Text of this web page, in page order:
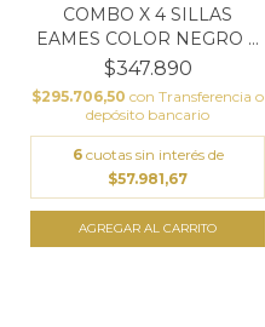
COMBO X 4 SILLAS
EAMES COLOR NEGRO +
MES...
$347.890
$295.706,50 con Transferencia o
depósito bancario
6 cuotas sin interés de
$57.981,67